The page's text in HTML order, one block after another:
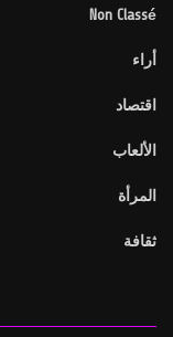
Non Classé
أراء
اقتصاد
الألعاب
المرأة
ثقافة